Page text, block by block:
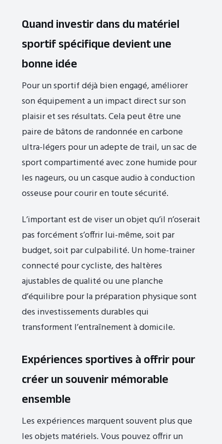
Quand investir dans du matériel
sportif spécifique devient une
bonne idée
Pour un sportif déjà bien engagé, améliorer
son équipement a un impact direct sur son
plaisir et ses résultats. Cela peut être une
paire de bâtons de randonnée en carbone
ultra-légers pour un adepte de trail, un sac de
sport compartimenté avec zone humide pour
les nageurs, ou un casque audio à conduction
osseuse pour courir en toute sécurité.
L’important est de viser un objet qu’il n’oserait
pas forcément s’offrir lui-même, soit par
budget, soit par culpabilité. Un home-trainer
connecté pour cycliste, des haltères
ajustables de qualité ou une planche
d’équilibre pour la préparation physique sont
des investissements durables qui
transforment l’entraînement à domicile.
Expériences sportives à offrir pour
créer un souvenir mémorable
ensemble
Les expériences marquent souvent plus que
les objets matériels. Vous pouvez offrir un